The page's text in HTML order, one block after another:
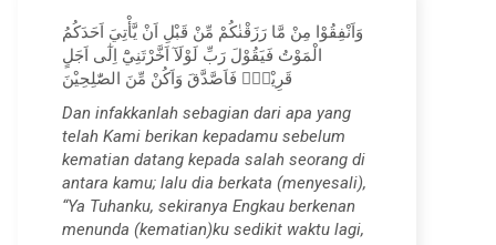
وَاَنْفِقُوْا مِنْ مَّا رَزَقْنٰكُمْ مِّنْ قَبْلِ اَنْ يَّأْتِيَ اَحَدَكُمُ
الْمَوْتُ فَيَقُوْلَ رَبِّ لَوْلَآ اَخَّرْتَنِيْٓ اِلٰٓى اَجَلٍ
قَرِيْبٍۚ فَاَصَّدَّقَ وَاَكُنْ مِّنَ الصّٰلِحِيْنَ
Dan infakkanlah sebagian dari apa yang
telah Kami berikan kepadamu sebelum
kematian datang kepada salah seorang di
antara kamu; lalu dia berkata (menyesali),
“Ya Tuhanku, sekiranya Engkau berkenan
menunda (kematian)ku sedikit waktu lagi,